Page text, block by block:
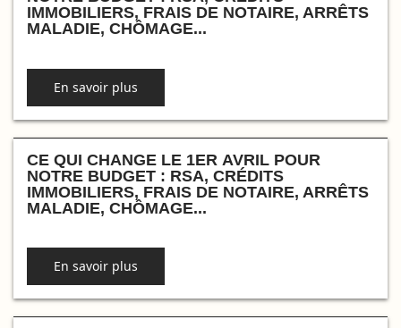
IMMOBILIERS, FRAIS DE NOTAIRE, ARRÊTS
MALADIE, CHÔMAGE...
En savoir plus
CE QUI CHANGE LE 1ER AVRIL POUR
NOTRE BUDGET : RSA, CRÉDITS
IMMOBILIERS, FRAIS DE NOTAIRE, ARRÊTS
MALADIE, CHÔMAGE...
En savoir plus